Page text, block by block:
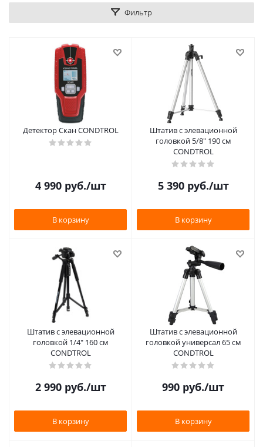
Фильтр
Детектор Скан CONDTROL
4 990руб./шт
В корзину
Штатив с элевационной
головкой 5/8" 190 см
CONDTROL
5 390руб./шт
В корзину
Штатив с элевационной
головкой 1/4" 160 см
CONDTROL
2 990руб./шт
В корзину
Штатив с элевационной
головкой универсал 65 см
CONDTROL
990 руб./шт
В корзину